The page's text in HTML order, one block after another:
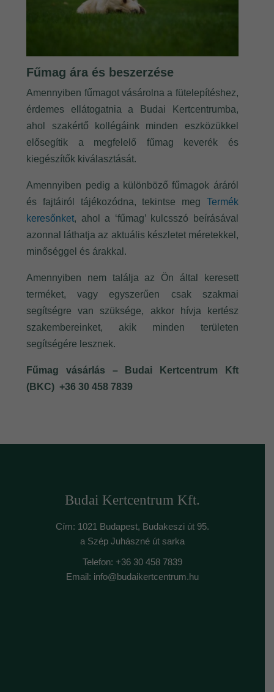
Fűmag ára és beszerzése
Amennyiben fűmagot vásárolna a fütelepítéshez,
érdemes ellátogatnia a Budai Kertcentrumba,
ahol szakértő kollégáink minden eszközükkel
elősegítik a megfelelő fűmag keverék és
kiegészítők kiválasztását.
Amennyiben pedig a különböző fűmagok áráról
és fajtáiról tájékozódna, tekintse meg Termék
keresőnket, ahol a ‘fűmag’ kulcsszó beírásával
azonnal láthatja az aktuális készletet méretekkel,
minőséggel és árakkal.
Amennyiben nem találja az Ön által keresett
terméket, vagy egyszerűen csak szakmai
segítségre van szüksége, akkor hívja kertész
szakembereinket, akik minden területen
segítségére lesznek.
Fűmag vásárlás – Budai Kertcentrum Kft
(BKC) +36 30 458 7839
Budai Kertcentrum Kft.
Cím: 1021 Budapest, Budakeszi út 95.
a Szép Juhászné út sarka
Telefon: +36 30 458 7839
Email: info@budaikertcentrum.hu